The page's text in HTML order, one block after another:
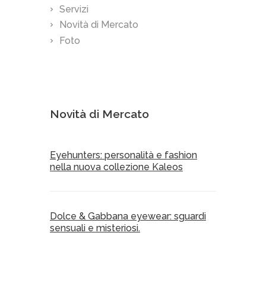
Servizi
Novità di Mercato
Foto
Novità di Mercato
Eyehunters: personalità e fashion
nella nuova collezione Kaleos
Dolce & Gabbana eyewear: sguardi
sensuali e misteriosi.